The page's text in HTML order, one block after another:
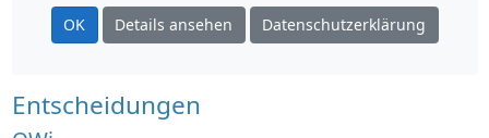
OK Details ansehen Datenschutzerklärung
Entscheidungen